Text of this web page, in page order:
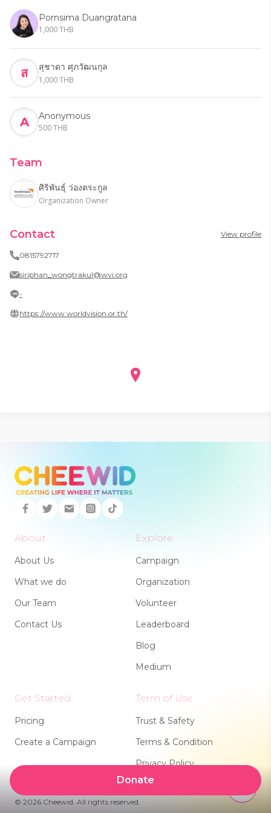
Donate
ได้อย่างมีประสิทธิภาพเพื่อเก็บไว้ใช้เมื่อจำเป็นในอนาคต
4.3 ครอบครัวและชุมชนเป้าหมายสามารถรู้รับปรับตัวเพื่อ
แวดล้อม รวมถึงอันตรายจากภัยพิบัติ
4.4 ครอบครัวเป้าหมายมีรายได้เพิ่มขึ้นจากแหล่งรายได้ที่
มั่นคงและหลากหลายยิ่งขึ้น
Pornsima Duangratana
1,000 THB
ส สุชาดา ศุภวัฒนกุล
1,000 THB
A Anonymous
500 THB
Team
ศิริพันธุ์ ว่องตระกูล
Organization Owner
Contact View profile
0815792717
siriphan_wongtrakul@wvi.org
-
https://www.worldvision.or.th/
About
About Us
What we do
Our Team
Contact Us
Explore
Campaign
Organization
Volunteer
Leaderboard
Blog
Medium
Get Started
Pricing
Create a Campaign
Term of Use
Trust & Safety
Terms & Condition
Privacy Policy
© 2026 Cheewid. All rights reserved.